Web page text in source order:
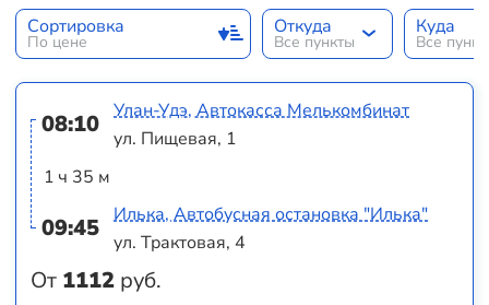
Сортировка
По цене
Откуда
Все пункты
Куда
Все
08:10
1 ч 35 м
09:45
От 1112 руб.
Улан-Удэ, Автокасса Мелькомбинат
ул. Пищевая, 1
Илька, Автобусная остановка "Илька"
ул. Трактовая, 4